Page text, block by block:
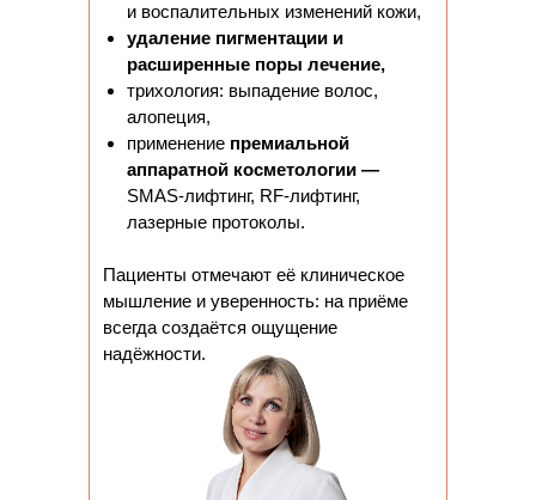
и воспалительных изменений кожи,
удаление пигментации и
расширенные поры лечение,
трихология: выпадение волос,
алопеция,
применение премиальной
аппаратной косметологии —
SMAS-лифтинг, RF-лифтинг,
лазерные протоколы.
Пациенты отмечают её клиническое
мышление и уверенность: на приёме
всегда создаётся ощущение
надёжности.